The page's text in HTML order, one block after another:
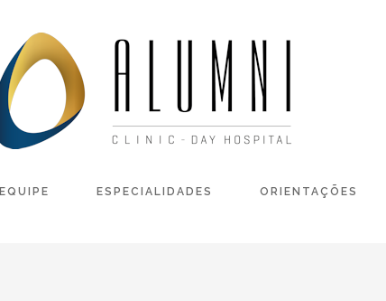
EQUIPE ESPECIALIDADES ORIENTAÇÕES